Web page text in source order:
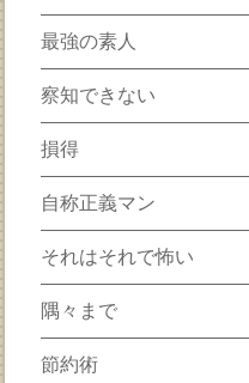
最強の素人
察知できない
損得
自称正義マン
それはそれで怖い
隅々まで
節約術